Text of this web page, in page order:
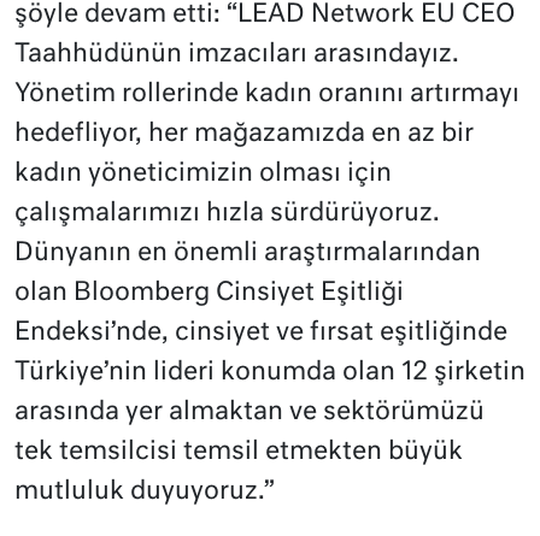
şöyle devam etti: “LEAD Network EU CEO
Taahhüdünün imzacıları arasındayız.
Yönetim rollerinde kadın oranını artırmayı
hedefliyor, her mağazamızda en az bir
kadın yöneticimizin olması için
çalışmalarımızı hızla sürdürüyoruz.
Dünyanın en önemli araştırmalarından
olan Bloomberg Cinsiyet Eşitliği
Endeksi’nde, cinsiyet ve fırsat eşitliğinde
Türkiye’nin lideri konumda olan 12 şirketin
arasında yer almaktan ve sektörümüzü
tek temsilcisi temsil etmekten büyük
mutluluk duyuyoruz.”